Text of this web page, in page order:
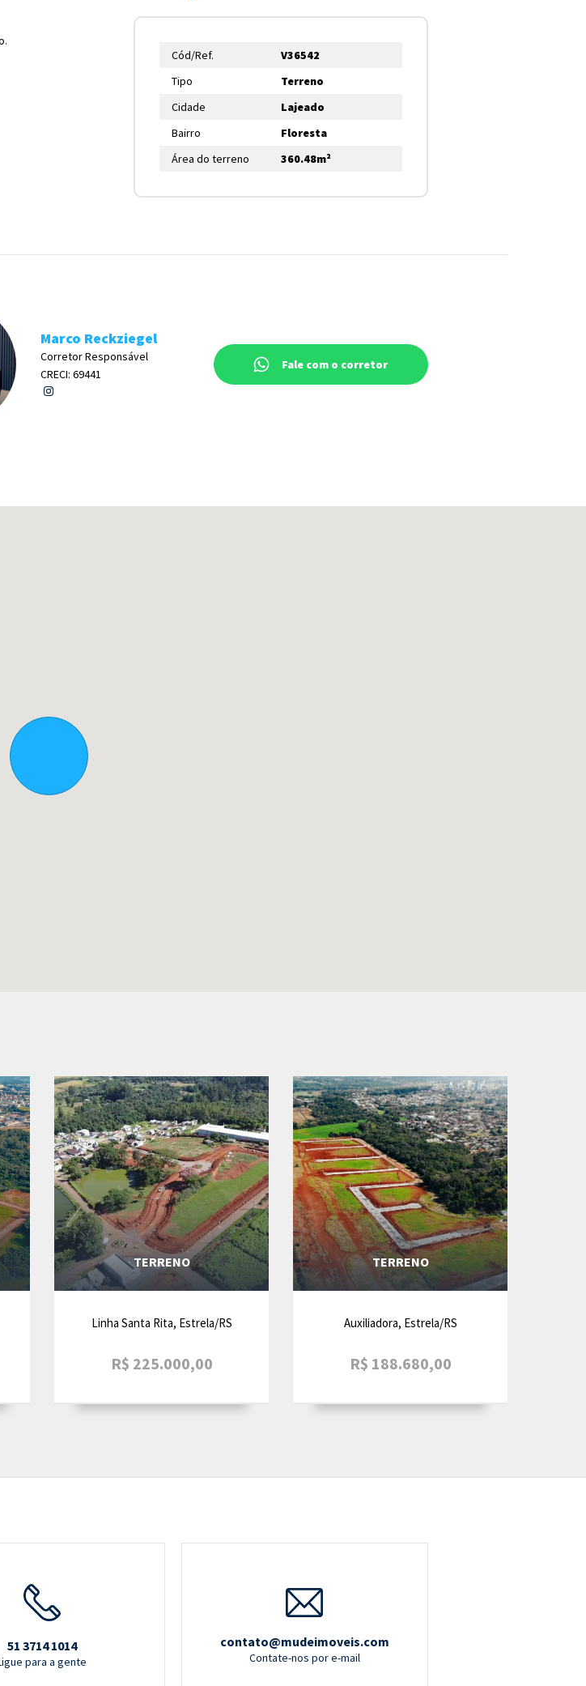
Cód/Ref.
V36542
Tipo
Terreno
Cidade
Lajeado
Bairro
Floresta
Área do terreno
360.48m²
Marco Reckziegel
Corretor Responsável
CRECI: 69441
Fale com o corretor
TERRENO
Linha Santa Rita, Estrela/RS
R$ 225.000,00
TERRENO
Auxiliadora, Estrela/RS
R$ 188.680,00
51 3714 1014
para a gente
contato@mudeimoveis.com
Contate-nos por e-mail